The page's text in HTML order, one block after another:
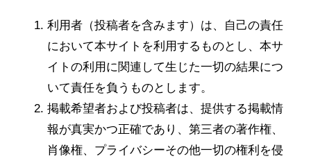
利用者（投稿者を含みます）は、自己の責任
において本サイトを利用するものとし、本サ
イトの利用に関連して生じた一切の結果につ
いて責任を負うものとします。
掲載希望者および投稿者は、提供する掲載情
報が真実かつ正確であり、第三者の著作権、
肖像権、プライバシーその他一切の権利を侵